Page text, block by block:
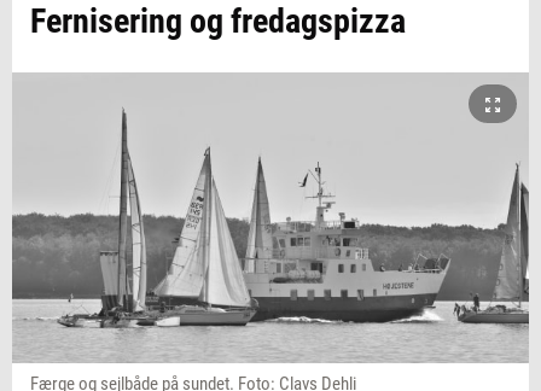
Fernisering og fredagspizza
Færge og sejlbåde på sundet. Foto: Clavs Dehli